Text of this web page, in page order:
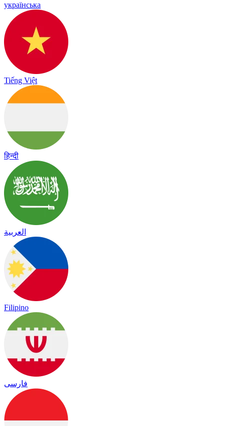
українська
Tiếng Việt
हिन्दी
العربية
Filipino
فارسی